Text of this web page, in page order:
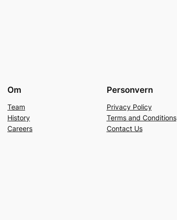
Om
Team
History
Careers
Personvern
Privacy Policy
Terms and Conditions
Contact Us